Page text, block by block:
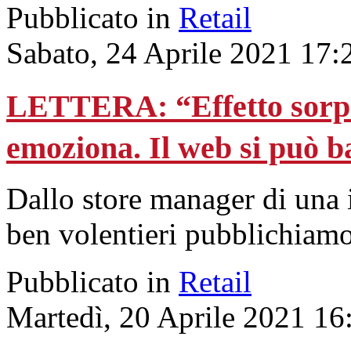
Pubblicato in Retail
Sabato, 24 Aprile 2021
LETTERA: “Effetto
emoziona. Il web si può
Dallo store manager di
ben volentieri
Pubblicato in Retail
Martedì, 20 Aprile 2021